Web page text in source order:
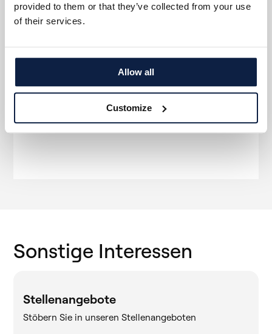
provided to them or that they’ve collected from your use
of their services.
Allow all
Customize
Sonstige Interessen
Stellenangebote
Stöbern Sie in unseren Stellenangeboten